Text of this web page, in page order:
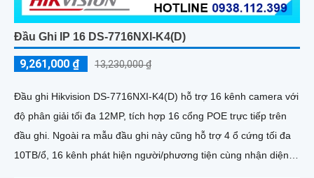
Đầu Ghi IP 16 DS-7716NXI-K4(D)
9,261,000 ₫ 13,230,000 ₫
Đầu ghi Hikvision DS-7716NXI-K4(D) hỗ trợ 16 kênh camera với
độ phân giải tối đa 12MP, tích hợp 16 cổng POE trực tiếp trên
đầu ghi. Ngoài ra mẫu đầu ghi này cũng hỗ trợ 4 ổ cứng tối đa
10TB/ổ, 16 kênh phát hiện người/phương tiện cùng nhận diện